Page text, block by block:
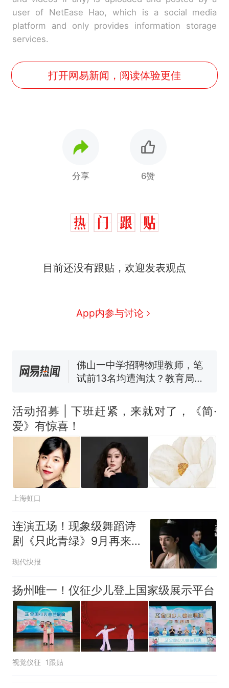
user of NetEase Hao, which is a social media
platform and only provides information storage
services.
打开网易新闻，阅读体验更佳
分享 6赞
目前还没有跟贴，欢迎发表观点
App内参与讨论
人生
新 费大厨“全国小炒肉大王”称
号，仅凭视频评出？中国烹饪
佛山一中学招聘物理教师，笔
试前13名均遭淘汰？教育局：
核查
官方通报
享界G9车型预售价公布：
那个在床头放菜刀的女孩，
因老师一句“跟我回家”改写了
活动招募 | 下班赶紧，来就对了，《简·
爱》有惊喜！
上海虹口
连演五场！现象级舞蹈诗
剧《只此青绿》9月再来
南京上演
现代快报
扬州唯一！仪征少儿登上国家级展示平台
视觉仪征 1跟贴